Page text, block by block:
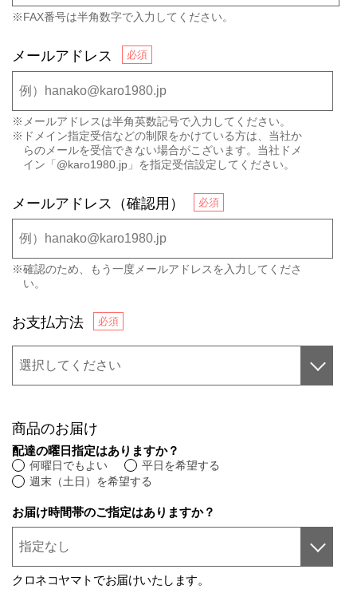
※FAX番号は半角数字で入力してください。
メールアドレス
※メールアドレスは半角英数記号で入力してください。
※ドメイン指定受信などの制限をかけている方は、当社か
らのメールを受信できない場合がこざいます。当社ドメ
イン「@karo1980.jp」を指定受信設定してください。
メールアドレス（確認用）
※確認のため、もう一度メールアドレスを入力してくださ
い。
お支払方法
商品のお届け
配達の曜日指定はありますか？
何曜日でもよい
平日を希望する
週末（土日）を希望する
お届け時間帯のご指定はありますか？
クロネコヤマトでお届けいたします。